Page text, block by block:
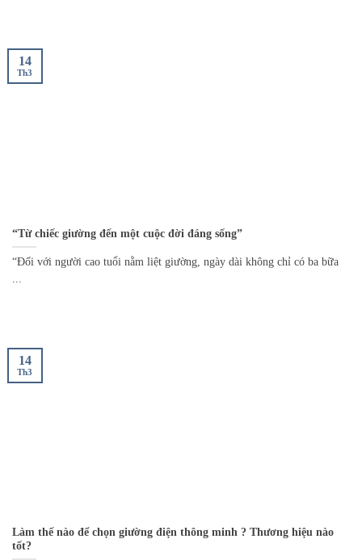
“Từ chiếc giường đến một cuộc đời đáng sống”
“Đối với người cao tuổi nằm liệt giường, ngày dài không chỉ có ba bữa
14
Th3
Làm thế nào để chọn giường điện thông minh ? Thương hiệu nào
tốt?
14
Th3